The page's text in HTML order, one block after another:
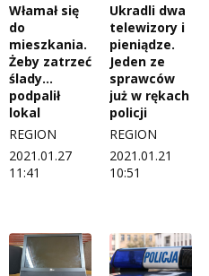
Włamał się
do
mieszkania.
Żeby zatrzeć
ślady…
podpalił
lokal
REGION
2021.01.27
11:41
Ukradli dwa
telewizory i
pieniądze.
Jeden ze
sprawców
już w rękach
policji
REGION
2021.01.21
10:51